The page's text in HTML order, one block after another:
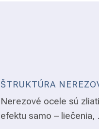
ŠTRUKTÚRA
Nerezové ocele sú
efektu samo – liečenia,